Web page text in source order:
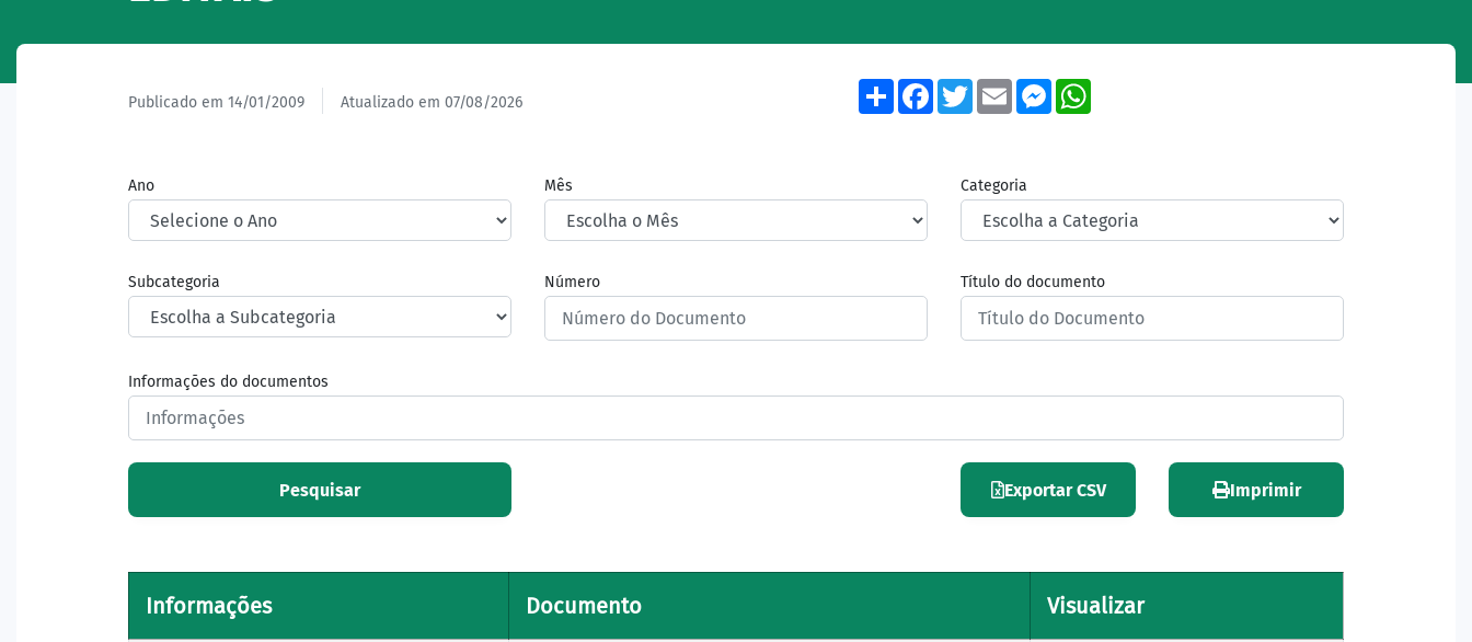
Publicado em 14/01/2009 Atualizado em 07/08/2026
ShareFacebook
TwitterEmailMessenger
Ano Mês Categoria
Subcategoria Número Título do documento
Informações do documentos
Pesquisar Exportar CSV Imprimir
Informações Documento Visualizar